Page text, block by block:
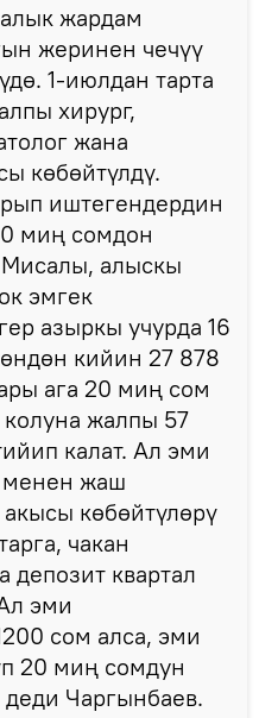
жардам
жеринен чечүү
1-июлдан тарта
хирург,
жана
көбөйтүлдү.
иштегендердин
миң сомдон
Мисалы, алыскы
эмгек
азыркы учурда 16
кийин 27 878
ага 20 миң сом
жалпы 57
калат. Ал эми
менен жаш
көбөйтүлөрү
чакан
депозит квартал
эми
сом алса, эми
20 миң сомдун
Чаргынбаев.